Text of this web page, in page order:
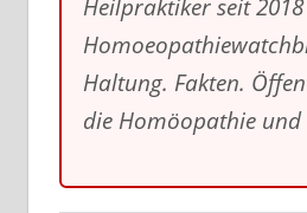
Heilpraktiker seit
Haltung. Fakten.
die Homöopathie